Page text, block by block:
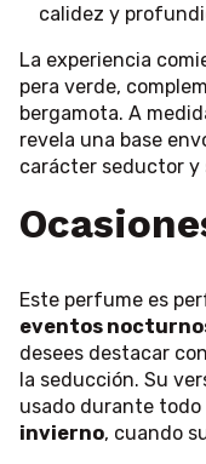
calidez y
La experiencia
pera verde,
bergamota. A
revela una base
carácter seductor y
Este perfume es
eventos
desees destacar
la seducción. Su
usado durante todo
invierno, cuando